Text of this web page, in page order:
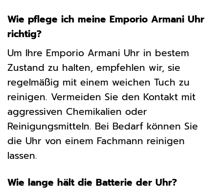
Wie pflege ich meine Emporio Armani Uhr
richtig?
Um Ihre Emporio Armani Uhr in bestem
Zustand zu halten, empfehlen wir, sie
regelmäßig mit einem weichen Tuch zu
reinigen. Vermeiden Sie den Kontakt mit
aggressiven Chemikalien oder
Reinigungsmitteln. Bei Bedarf können Sie
die Uhr von einem Fachmann reinigen
lassen.
Wie lange hält die Batterie der Uhr?